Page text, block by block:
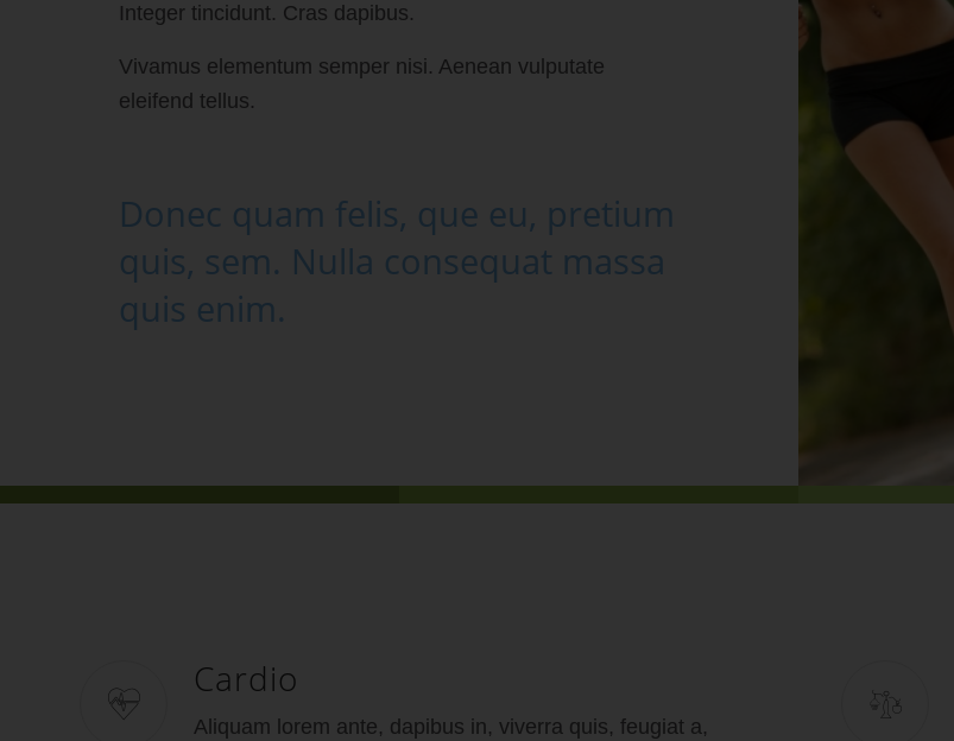
Integer tincidunt. Cras dapibus.
Vivamus elementum semper nisi. Aenean vulputate
eleifend tellus.
Donec quam felis, que eu, pretium
quis, sem. Nulla consequat massa
quis enim.
Cardio
Aliquam lorem ante, dapibus in, viverra quis, feugiat a,